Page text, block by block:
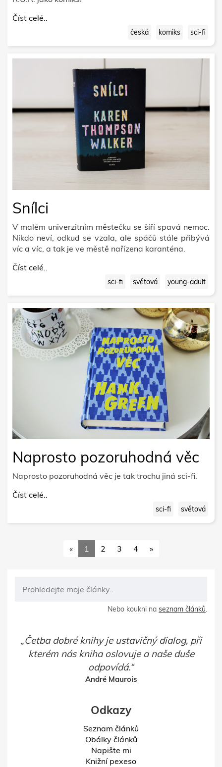
Číst celé..
česká komiks sci-fi
Snílci
V malém univerzitním městečku se šíří spavá nemoc.
Nikdo neví, odkud se vzala, ale spáčů stále přibývá
víc a víc, a tak je ve městě nařízena karanténa.
Číst celé..
sci-fi světová young-adult
Naprosto pozoruhodná věc
Naprosto pozoruhodná věc je tak trochu jiná sci-fi.
Číst celé..
sci-fi světová
« 1 2 3 4 »
Nebo koukni na seznam článků.
Četba dobré knihy je ustavičný dialog, při
kterém nás kniha oslovuje a naše duše
odpovídá.
André Maurois
Odkazy
Seznam článků
Obálky článků
Napište mi
Knižní pexeso